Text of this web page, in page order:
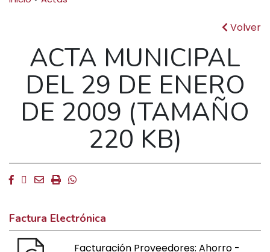
Volver
ACTA MUNICIPAL
DEL 29 DE ENERO
DE 2009 (TAMAÑO
220 KB)
Facebook
Twitter
EmailImprimirWhatsapp
Factura Electrónica
Facturación Proveedores: Ahorro -